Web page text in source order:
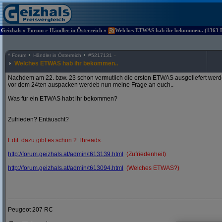
Geizhals » Forum » Händler in Österreich » Welches ETWAS hab ihr bekommen.. (1363
^ Forum Händler in Österreich #5217131
Welches ETWAS hab ihr bekommen..
Nachdem am 22. bzw. 23 schon vermutlich die ersten ETWAS ausgeliefert
vor dem 24ten auspacken werdeb nun meine Frage an euch..
Was für ein ETWAS habt ihr bekommen?
Zufrieden? Entäuscht?
Edit: dazu gibt es schon 2 Threads:
http://forum.geizhals.at/admin/t613139.html
(Zufriedenheit)
http://forum.geizhals.at/admin/t613094.html (Welches ETWAS?)
Peugeot 207 RC